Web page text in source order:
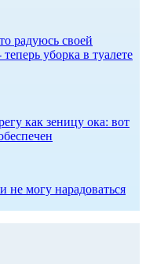
радуюсь своей
уборка в туалете
как зеницу ока: вот
не могу нарадоваться